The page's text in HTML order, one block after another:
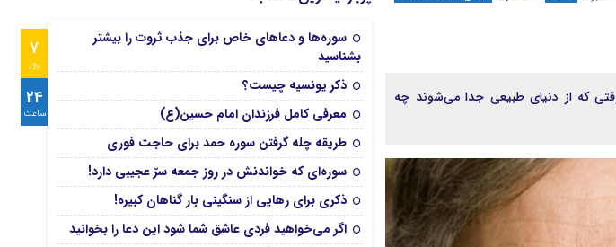
که از دنیای طبیعی جدا می‌شوند چه
7
روز
24
ساعت
سوره‌ها و دعاهای خاص برای جذب ثروت را بیشتر
بشناسید
ذکر یونسیه چیست؟
معرفی کامل فرزندان امام حسین(ع)
طریقه چله گرفتن سوره حمد برای حاجت فوری
سوره‌ای که خواندنش در روز جمعه سرّ عجیبی دارد!
ذکری برای رهایی از سنگینی بار گناهان کبیره!
اگر می‌خواهید فردی عاشق شما شود این دعا را بخوانید